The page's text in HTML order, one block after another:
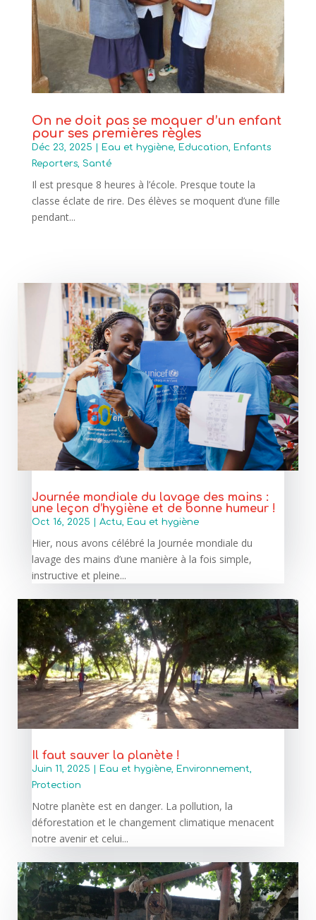
On ne doit pas se moquer d’un enfant
pour ses premières règles
Déc 23, 2025 Eau et hygiène, Education, Enfants
Reporters, Santé
Il est presque 8 heures à l’école. Presque toute la
classe éclate de rire. Des élèves se moquent d’une fille
pendant...
Journée mondiale du lavage des mains :
une leçon d’hygiène et de bonne humeur !
Oct 16, 2025 Actu, Eau et hygiène
Hier, nous avons célébré la Journée mondiale du
lavage des mains d’une manière à la fois simple,
instructive et pleine...
Il faut sauver la planète !
Juin 11, 2025 | Eau et hygiène, Environnement
Protection
Notre planète est en danger. La pollution, la
déforestation et le changement climatique menacent
notre avenir et celui...